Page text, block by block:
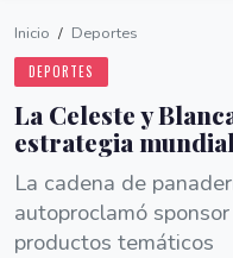
Inicio / Deportes
DEPORTES
La Celeste y
estrategia
La cadena de
autoproclamó
productos temáticos